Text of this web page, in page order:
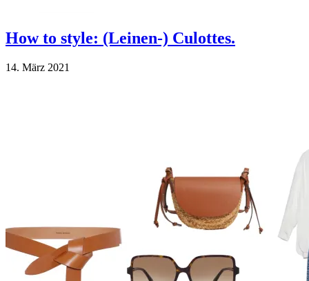
How to style: (Leinen-) Culottes.
14. März 2021